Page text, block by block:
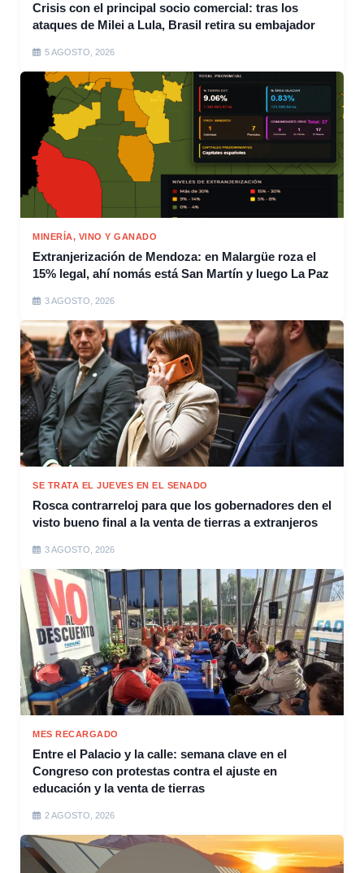
Crisis con el principal socio comercial: tras los
ataques de Milei a Lula, Brasil retira su embajador
5 AGOSTO, 2026
MINERÍA, VINO Y GANADO
Extranjerización de Mendoza: en Malargüe roza el
15% legal, ahí nomás está San Martín y luego La Paz
3 AGOSTO, 2026
SE TRATA EL JUEVES EN EL SENADO
Rosca contrarreloj para que los gobernadores den el
visto bueno final a la venta de tierras a extranjeros
3 AGOSTO, 2026
MES RECARGADO
Entre el Palacio y la calle: semana clave en el
Congreso con protestas contra el ajuste en
educación y la venta de tierras
2 AGOSTO, 2026